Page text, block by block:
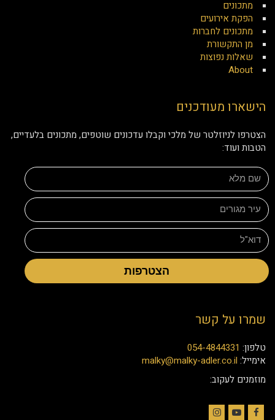
מתכונים
הפקת אירועים
מתכונים לחברות
מן התקשורת
שאלות נפוצות
About
הישארו מעודכנים
הצטרפו לניוזלטר של מלכי וקבלו עדכונים שוטפים, מתכונים בלעדיים,
הטבות ועוד:
הצטרפות
שמרו על קשר
טלפון: 054-4844331
אימייל: malky@malky-adler.co.il
מוזמנים לעקוב: